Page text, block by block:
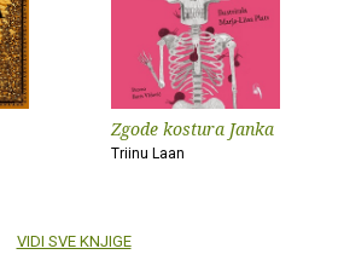
Zgode kostura Janka
Triinu Laan
VIDI SVE KNJIGE